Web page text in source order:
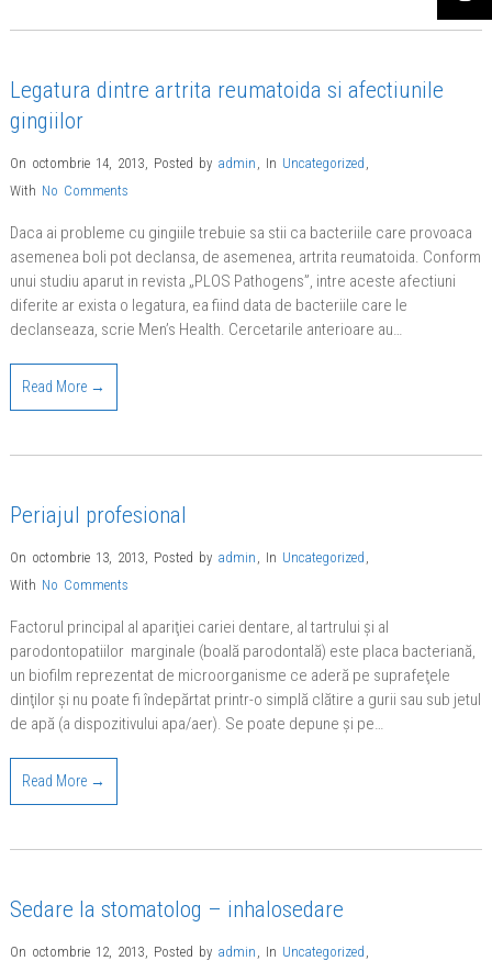
Legatura dintre artrita reumatoida si afectiunile
gingiilor
On octombrie 14, 2013, Posted by admin , In Uncategorized ,
With No Comments
Daca ai probleme cu gingiile trebuie sa stii ca bacteriile care provoaca
asemenea boli pot declansa, de asemenea, artrita reumatoida. Conform
unui studiu aparut in revista „PLOS Pathogens”, intre aceste afectiuni
diferite ar exista o legatura, ea fiind data de bacteriile care le
declanseaza, scrie Men’s Health. Cercetarile anterioare au…
Read More →
Periajul profesional
On octombrie 13, 2013, Posted by admin , In Uncategorized ,
With No Comments
Factorul principal al apariţiei cariei dentare, al tartrului şi al
parodontopatiilor marginale (boală parodontală) este placa bacteriană,
un biofilm reprezentat de microorganisme ce aderă pe suprafeţele
dinţilor şi nu poate fi îndepărtat printr-o simplă clătire a gurii sau sub jetul
de apă (a dispozitivului apa/aer). Se poate depune şi pe…
Read More →
Sedare la stomatolog – inhalosedare
On octombrie 12, 2013, Posted by admin , In Uncategorized ,